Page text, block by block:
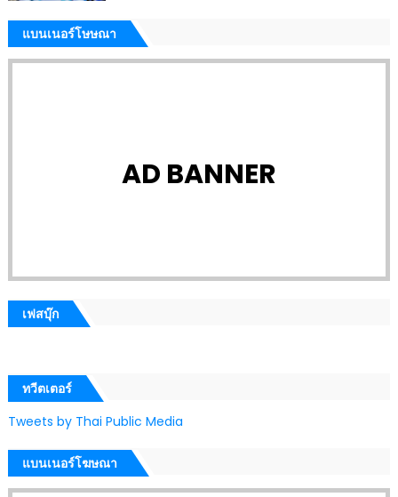
แบนเนอร์โษษณา
AD BANNER
เฟสบุ๊ก
ทวีตเตอร์
Tweets by Thai Public Media
แบนเนอร์โฆษณา